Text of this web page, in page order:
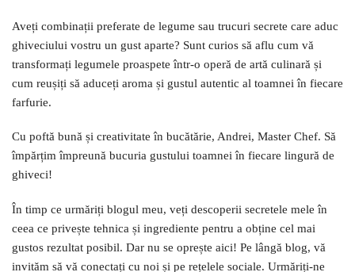
Aveți combinații preferate de legume sau trucuri secrete care aduc
ghiveciului vostru un gust aparte? Sunt curios să aflu cum vă
transformați legumele proaspete într-o operă de artă culinară și
cum reușiți să aduceți aroma și gustul autentic al toamnei în fiecare
farfurie.
Cu poftă bună și creativitate în bucătărie, Andrei, Master Chef. Să
împărțim împreună bucuria gustului toamnei în fiecare lingură de
ghiveci!
În timp ce urmăriți blogul meu, veți descoperii secretele mele în
ceea ce privește tehnica și ingrediente pentru a obține cel mai
gustos rezultat posibil. Dar nu se oprește aici! Pe lângă blog, vă
invităm să vă conectați cu noi și pe rețelele sociale. Urmăriți-ne